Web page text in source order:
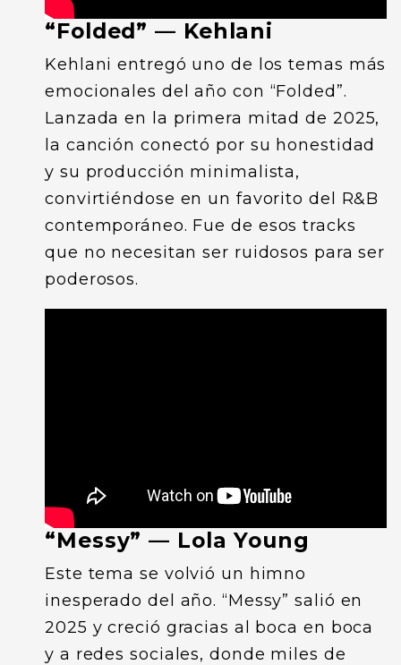
“Folded” — Kehlani
Kehlani entregó uno de los temas más
emocionales del año con “Folded”.
Lanzada en la primera mitad de 2025,
la canción conectó por su honestidad
y su producción minimalista,
convirtiéndose en un favorito del R&B
contemporáneo. Fue de esos tracks
que no necesitan ser ruidosos para ser
poderosos.
“Messy” — Lola Young
Este tema se volvió un himno
inesperado del año. “Messy” salió en
2025 y creció gracias al boca en boca
y a redes sociales, donde miles de